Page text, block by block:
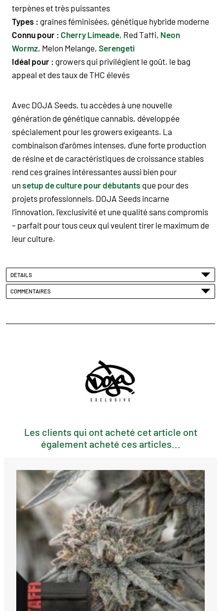
terpènes et très puissantes
Types : graines féminisées, génétique hybride moderne
Connu pour : Cherry Limeade, Red Taffi, Neon
Wormz, Melon Melange, Serengeti
Idéal pour : growers qui privilégient le goût, le bag
appeal et des taux de THC élevés
Avec DOJA Seeds, tu accèdes à une nouvelle
génération de génétique cannabis, développée
spécialement pour les growers exigeants. La
combinaison d’arômes intenses, d’une forte production
de résine et de caractéristiques de croissance stables
rend ces graines intéressantes aussi bien pour
un setup de culture pour débutants que pour des
projets professionnels. DOJA Seeds incarne
l’innovation, l’exclusivité et une qualité sans compromis
– parfait pour tous ceux qui veulent tirer le maximum de
leur culture.
DÉTAILS
COMMENTAIRES
Les clients qui ont acheté cet article ont
également acheté ces articles...